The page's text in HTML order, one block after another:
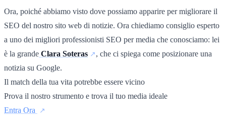
Ora, poiché abbiamo visto dove possiamo apparire per migliorare il
SEO del nostro sito web di notizie. Ora chiediamo consiglio esperto
a uno dei migliori professionisti SEO per media che conosciamo: lei
è la grande Clara Soteras
, che ci spiega come posizionare una
notizia su Google.
Il match della tua vita potrebbe essere vicino
Prova il nostro strumento e trova il tuo media ideale
Entra Ora